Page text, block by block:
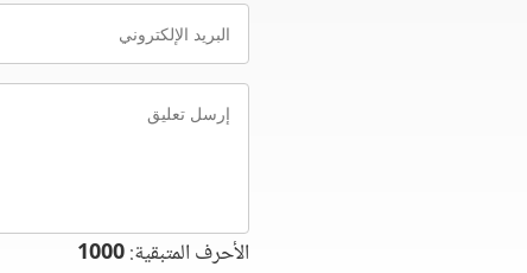
البريد
الإلكتروني
إرسل
تعليق
الأحرف المتبقية:1000